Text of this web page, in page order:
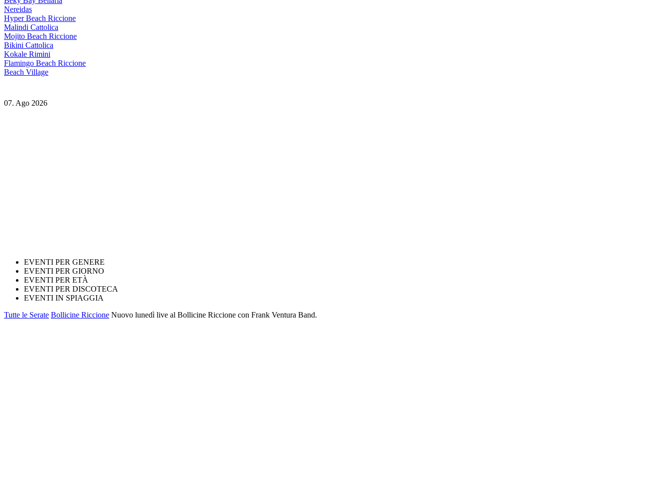
Nereidas
Hyper Beach Riccione
Malindi Cattolica
Mojito Beach Riccione
Bikini Cattolica
Kokale Rimini
Flamingo Beach Riccione
Beach Village
07. Ago 2026
EVENTI PER GENERE
EVENTI PER GIORNO
EVENTI PER ETÀ
EVENTI PER DISCOTECA
EVENTI IN SPIAGGIA
Tutte le Serate Bollicine Riccione Nuovo lunedì live al Bollicine Riccione con Frank Ventura Band.